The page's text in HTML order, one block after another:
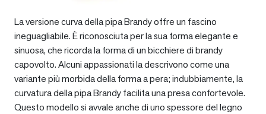
La versione curva della pipa Brandy offre un fascino
ineguagliabile. È riconosciuta per la sua forma elegante e
sinuosa, che ricorda la forma di un bicchiere di brandy
capovolto. Alcuni appassionati la descrivono come una
variante più morbida della forma a pera; indubbiamente, la
curvatura della pipa Brandy facilita una presa confortevole.
Questo modello si avvale anche di uno spessore del legno